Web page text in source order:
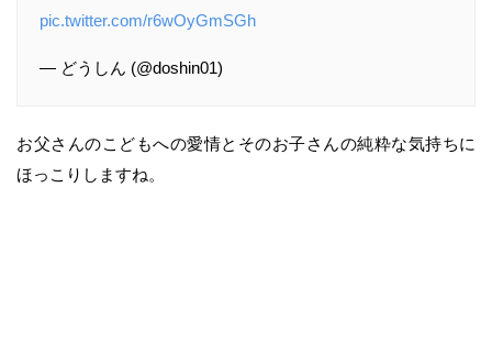
pic.twitter.com/r6wOyGmSGh
— どうしん (@doshin01)
お父さんのこどもへの愛情とそのお子さんの純粋な気持ちに
ほっこりしますね。